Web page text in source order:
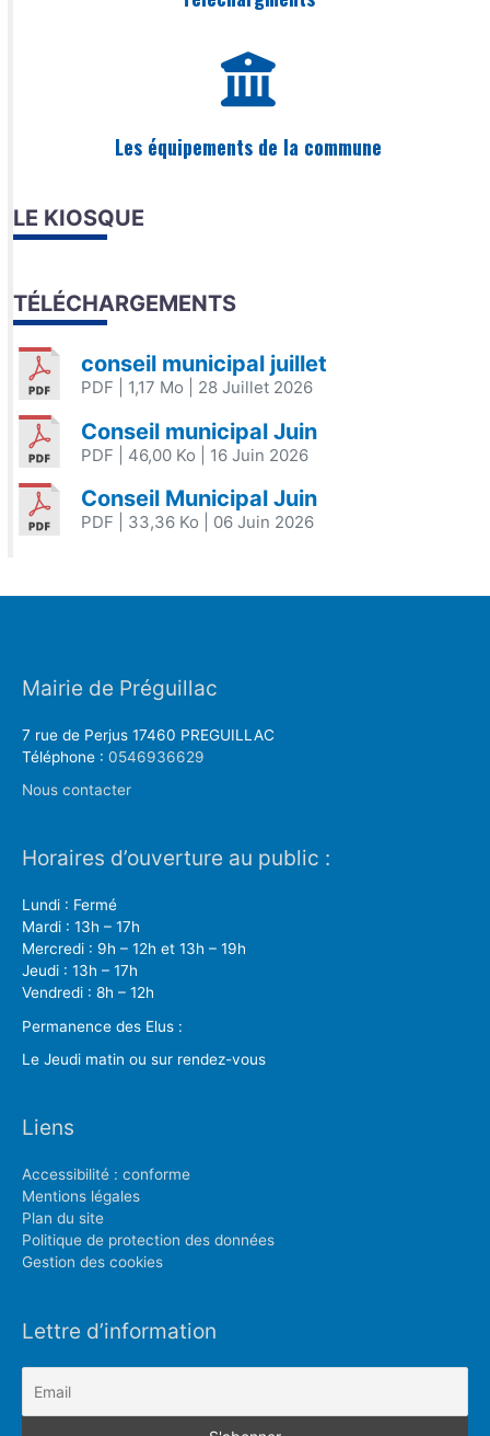
Les équipements de la commune
LE KIOSQUE
TÉLÉCHARGEMENTS
conseil municipal juillet
PDF | 1,17 Mo | 28 Juillet 2026
Conseil municipal Juin
PDF | 46,00 Ko | 16 Juin 2026
Conseil Municipal Juin
PDF | 33,36 Ko | 06 Juin 2026
Mairie de Préguillac
7 rue de Perjus 17460 PREGUILLAC
Téléphone : 0546936629
Nous contacter
Horaires d’ouverture au public :
Lundi : Fermé
Mardi : 13h – 17h
Mercredi : 9h – 12h et 13h – 19h
Jeudi : 13h – 17h
Vendredi : 8h – 12h
Permanence des Elus :
Le Jeudi matin ou sur rendez-vous
Liens
Accessibilité : conforme
Mentions légales
Plan du site
Politique de protection des données
Gestion des cookies
Lettre d’information